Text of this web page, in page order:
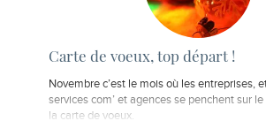
Carte de voeux, top départ !
Novembre c’est le mois où les entreprises,
services com’ et agences se penchent sur
la carte de voeux.